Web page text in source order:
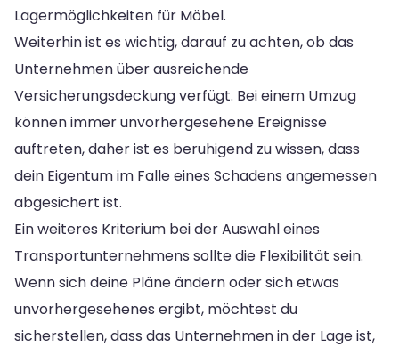
Lagermöglichkeiten für Möbel.
Weiterhin ist es wichtig, darauf zu achten, ob das
Unternehmen über ausreichende
Versicherungsdeckung verfügt. Bei einem Umzug
können immer unvorhergesehene Ereignisse
auftreten, daher ist es beruhigend zu wissen, dass
dein Eigentum im Falle eines Schadens angemessen
abgesichert ist.
Ein weiteres Kriterium bei der Auswahl eines
Transportunternehmens sollte die Flexibilität sein.
Wenn sich deine Pläne ändern oder sich etwas
unvorhergesehenes ergibt, möchtest du
sicherstellen, dass das Unternehmen in der Lage ist,